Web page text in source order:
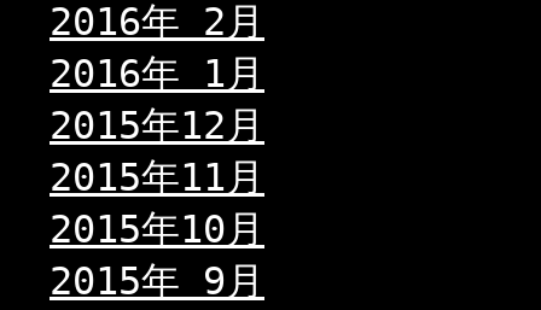
2016年 2月
2016年 1月
2015年12月
2015年11月
2015年10月
2015年 9月